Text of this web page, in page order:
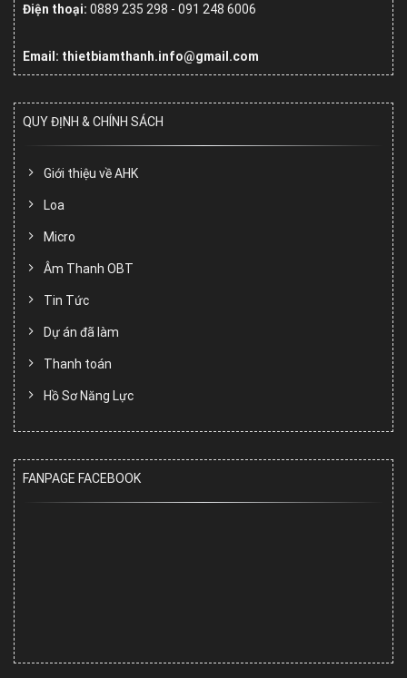
Điện thoại: 0889 235 298 - 091 248 6006
Email: thietbiamthanh.info@gmail.com
QUY ĐỊNH & CHÍNH SÁCH
Giới thiệu về AHK
Loa
Micro
Âm Thanh OBT
Tin Tức
Dự án đã làm
Thanh toán
Hồ Sơ Năng Lực
FANPAGE FACEBOOK